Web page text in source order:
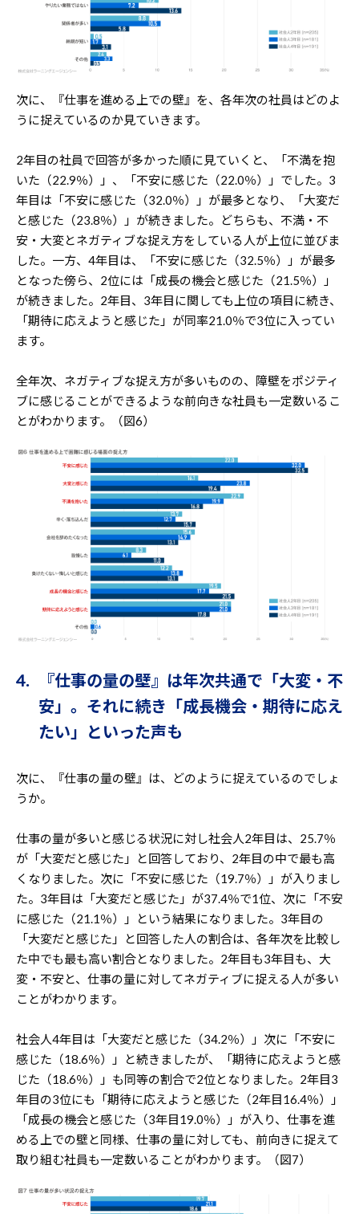
次に、『仕事を進める上での壁』を、各年次の社員はどのよ
うに捉えているのか見ていきます。
2年目の社員で回答が多かった順に見ていくと、「不満を抱
いた（22.9％）」、「不安に感じた（22.0％）」でした。3
年目は「不安に感じた（32.0％）」が最多となり、「大変だ
と感じた（23.8％）」が続きました。どちらも、不満・不
安・大変とネガティブな捉え方をしている人が上位に並びま
した。一方、4年目は、「不安に感じた（32.5％）」が最多
となった傍ら、2位には「成長の機会と感じた（21.5％）」
が続きました。2年目、3年目に関しても上位の項目に続き、
「期待に応えようと感じた」が同率21.0％で3位に入ってい
ます。
全年次、ネガティブな捉え方が多いものの、障壁をポジティ
ブに感じることができるような前向きな社員も一定数いるこ
とがわかります。（図6）
4. 『仕事の量の壁』は年次共通で「大変・不
安」。それに続き「成長機会・期待に応え
たい」といった声も
次に、『仕事の量の壁』は、どのように捉えているのでしょ
うか。
仕事の量が多いと感じる状況に対し社会人2年目は、25.7％
が「大変だと感じた」と回答しており、2年目の中で最も高
くなりました。次に「不安に感じた（19.7％）」が入りまし
た。3年目は「大変だと感じた」が37.4％で1位、次に「不安
に感じた（21.1％）」という結果になりました。3年目の
「大変だと感じた」と回答した人の割合は、各年次を比較し
た中でも最も高い割合となりました。2年目も3年目も、大
変・不安と、仕事の量に対してネガティブに捉える人が多い
ことがわかります。
社会人4年目は「大変だと感じた（34.2％）」次に「不安に
感じた（18.6％）」と続きましたが、「期待に応えようと感
じた（18.6％）」も同等の割合で2位となりました。2年目3
年目の3位にも「期待に応えようと感じた（2年目16.4％）」
「成長の機会と感じた（3年目19.0％）」が入り、仕事を進
める上での壁と同様、仕事の量に対しても、前向きに捉えて
取り組む社員も一定数いることがわかります。（図7）